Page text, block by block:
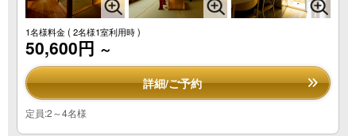
1名様料金( 2名様1室利用時 )
50,600円 ～
詳細/ご予約
定員:2～4名様